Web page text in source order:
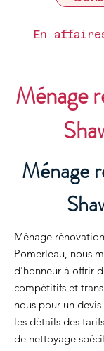
En
Ménage
Ménage
Ménage
Pomerleau, nous
d'honneur à offrir
compétitifs et
nous pour un
les détails des
de nettoyage